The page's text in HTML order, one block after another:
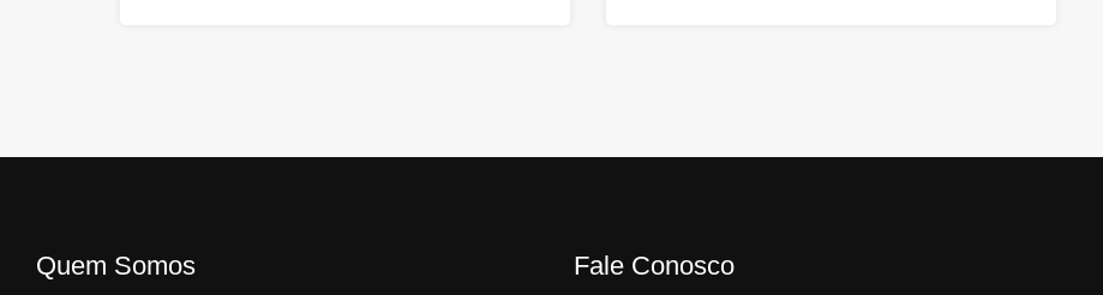
Quem Somos Fale Conosco